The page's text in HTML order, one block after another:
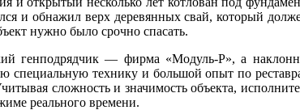
и обнажил верх деревянных свай, который
нужно было срочно спасать.
генподрядчик — фирма «Модуль-Р», а
специальную технику и большой опыт по
сложность и значимость объекта,
реального времени.